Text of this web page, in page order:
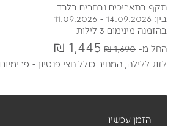
תקף בתאריכים נבחרים בלבד
בין: 14.09.2026 - 11.09.2026
בהזמנה מינימום 3 לילות
החל מ
1,690 ₪
1,445 ₪
לזוג ללילה, המחיר כולל חצי פנסיון - פרימיום
הזמן עכשיו